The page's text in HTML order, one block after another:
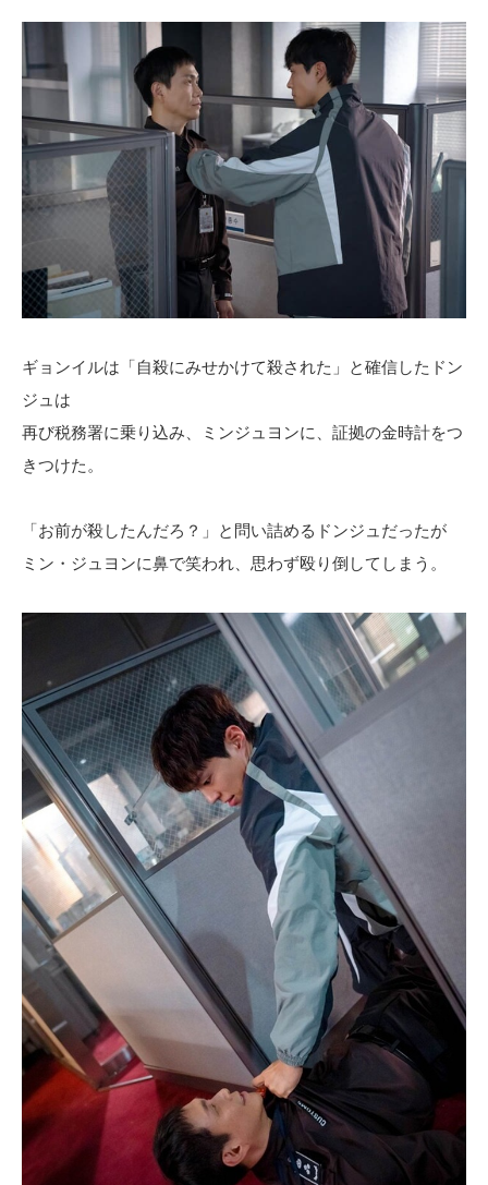
ギョンイルは「自殺にみせかけて殺された」と確信したドン
ジュは
再び税務署に乗り込み、ミンジュヨンに、証拠の金時計をつ
きつけた。
「お前が殺したんだろ？」と問い詰めるドンジュだったが
ミン・ジュヨンに鼻で笑われ、思わず殴り倒してしまう。